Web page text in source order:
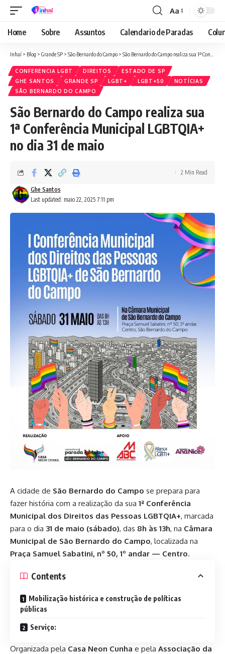
Font
Resizer
Aa
Home Sobre Assuntos Calendario de Paradas
Inhaí > Blog > Grande SP > São Bernardo do Campo > São Bernardo do Campo realiza sua 1ª Conferência Municipal LGBTQIA+ no dia 31 de maio
CONFERENCIA LGBT DIREITOS
ESTADO DE SP
GHE SANTOS
GRANDE SP LGBT+ LGBT+50
NOTÍCIAS
SÃO BERNARDO DO CAMPO
São Bernardo do Campo realiza sua
1ª Conferência Municipal LGBTQIA+
no dia 31 de maio
Last updated: maio 22, 2025 7:11 pm
Ghe Santos
2 Min Read
A cidade de São Bernardo do Campo se prepara para
fazer história com a realização da sua 1ª Conferência
Municipal dos Direitos das Pessoas LGBTQIA+, marcada
para o dia 31 de maio (sábado), das 8h às 13h, na Câmara
Municipal de São Bernardo do Campo, localizada na
Praça Samuel Sabatini, nº 50, 1º andar — Centro.
Contents
Mobilização histórica e construção de políticas
públicas
Serviço:
Organizada pela Casa Neon Cunha e pela Associação da